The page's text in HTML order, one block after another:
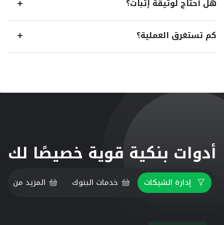
هل أحتاج لوثيقة إثبات؟
كم تستغرق العملية؟
أدوات بنكية قوية خصيصًا لك
إدارة الشيكات خدمات البنوك المزيد من